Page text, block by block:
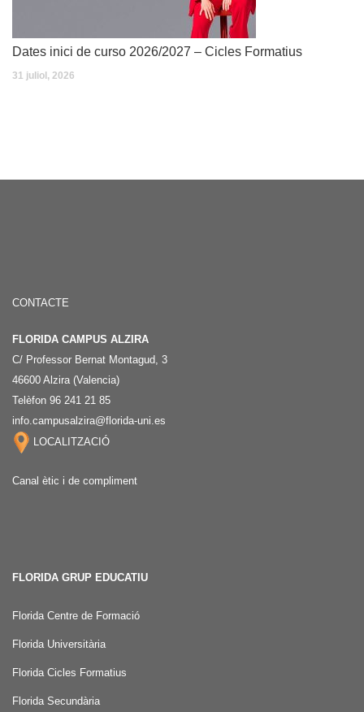
Dates inici de curso 2026/2027 – Cicles Formatius
31 juliol, 2026
CONTACTE
FLORIDA CAMPUS ALZIRA
C/ Professor Bernat Montagud, 3
46600 Alzira (Valencia)
Telèfon 96 241 21 85
info.campusalzira@florida-uni.es
LOCALITZACIÓ
Canal ètic i de compliment
FLORIDA GRUP EDUCATIU
Florida Centre de Formació
Florida Universitària
Florida Cicles Formatius
Florida Secundària